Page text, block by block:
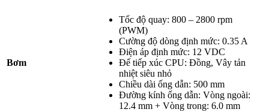
Bơm
Tốc độ quay: 800 – 2800 rpm
(PWM)
Cường độ dòng định mức: 0.35 A
Điện áp định mức: 12 VDC
Đế tiếp xúc CPU: Đồng, Vây tản
nhiệt siêu nhỏ
Chiều dài ống dẫn: 500 mm
Đường kính ống dẫn: Vòng ngoài:
12.4 mm + Vòng trong: 6.0 mm